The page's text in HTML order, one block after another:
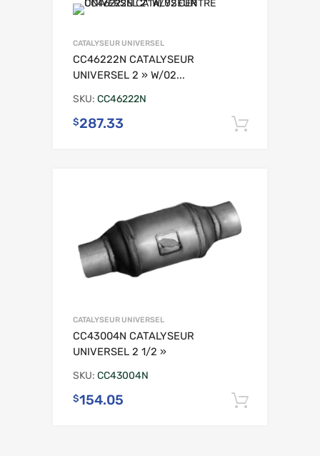
CATALYSEUR UNIVERSEL
CC46222N CATALYSEUR
UNIVERSEL 2 » W/02...
SKU: CC46222N
$287.33
CATALYSEUR UNIVERSEL
CC43004N CATALYSEUR
UNIVERSEL 2 1/2 »
SKU: CC43004N
$154.05